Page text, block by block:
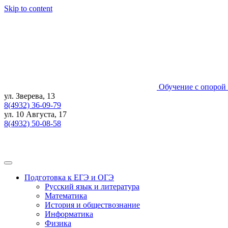
Skip to content
Обучение с опорой
ул. Зверева, 13
8(4932) 36-09-79
ул. 10 Августа, 17
8(4932) 50-08-58
Подготовка к ЕГЭ и ОГЭ
Русский язык и литература
Математика
История и обществознание
Информатика
Физика